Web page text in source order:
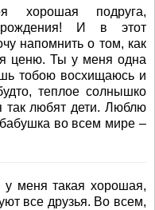
хорошая подруга,
И в этот
напомнить о том, как
ценю. Ты у меня одна
тобою восхищаюсь и
теплое солнышко
так любят дети. Люблю
во всем мире –
меня такая хорошая,
все друзья. Во всем,